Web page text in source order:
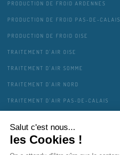
PRODUCTION DE FROID ARDENNES
PRODUCTION DE FROID PAS-DE-CALAIS
PRODUCTION DE FROID OISE
TRAITEMENT D'AIR OISE
TRAITEMENT D'AIR SOMME
TRAITEMENT D'AIR NORD
TRAITEMENT D'AIR PAS-DE-CALAIS